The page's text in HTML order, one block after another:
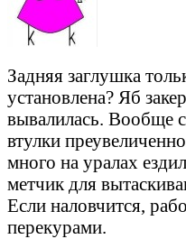
Задняя заглушка
установлена? Яб
вывалилась. Вообще
втулки
много на уралах
метчик для
Если наловчится,
перекурами.